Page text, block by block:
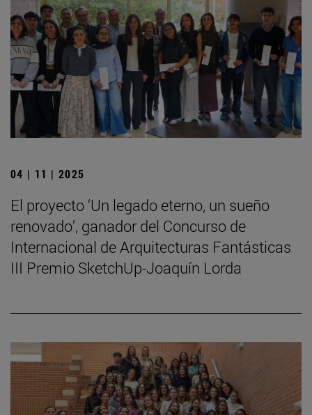
04 | 11 | 2025
El proyecto ‘Un legado eterno, un sueño
renovado’, ganador del Concurso de
Internacional de Arquitecturas Fantásticas
III Premio SketchUp-Joaquín Lorda